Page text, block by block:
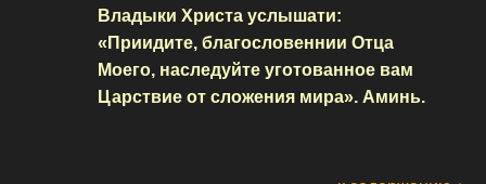
Владыки Христа услышати:
«Приидите, благословеннии Отца
Моего, наследуйте уготованное вам
Царствие от сложения мира». Аминь.